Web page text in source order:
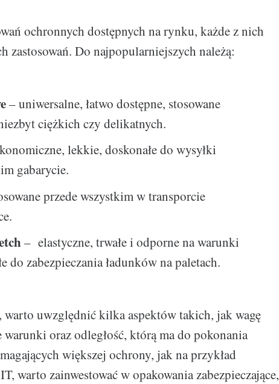
ochronnych dostępnych na rynku, każde z nich
zastosowań. Do najpopularniejszych należą:
– uniwersalne, łatwo dostępne, stosowane
ciężkich czy delikatnych.
lekkie, doskonałe do wysyłki
gabarycie.
przede wszystkim w transporcie
– elastyczne, trwałe i odporne na warunki
do zabezpieczania ładunków na paletach.
warto uwzględnić kilka aspektów takich, jak wagę
oraz odległość, którą ma do pokonania
większej ochrony, jak na przykład
warto zainwestować w opakowania zabezpieczające,